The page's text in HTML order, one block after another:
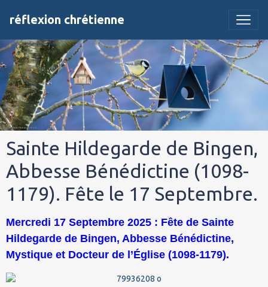
réflexion chrétienne
Sainte Hildegarde de Bingen,
Abbesse Bénédictine (1098-
1179). Fête le 17 Septembre.
Mercredi 17 Septembre 2025 : Fête de Sainte
Hildegarde de Bingen, Abbesse Bénédictine,
Mystique et Docteur de l’Église (1098-1179).